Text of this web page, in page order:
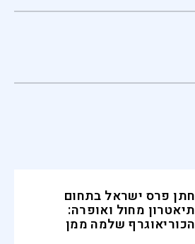
חתן פרס ישראל בתחום
תיאטרון מחול ואופרה:
הכוריאוגרף שלמה ממן